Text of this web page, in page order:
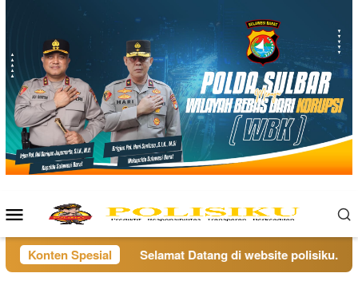
Menu
Mobile
Konten Spesial Selamat Datang di website polisiku.co.id